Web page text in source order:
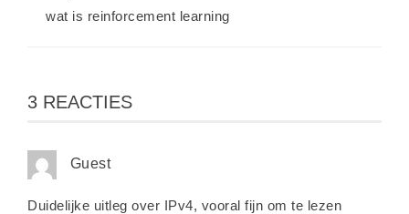
wat is reinforcement learning
3 REACTIES
Guest
Duidelijke uitleg over IPv4, vooral fijn om te lezen